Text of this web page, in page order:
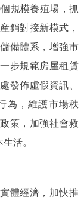
規模養殖場，抓
銷對接新模式，
備體系，增強市
步規範房屋租賃
發佈虛假資訊、
為，維護市場秩
策，加強社會救
活。
體經濟，加快推